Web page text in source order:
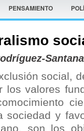
PENSAMIENTO
Santana
social,
los valores
y
son los